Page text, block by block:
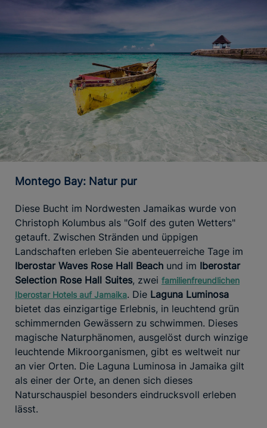
Montego Bay: Natur pur
Diese Bucht im Nordwesten Jamaikas wurde von
Christoph Kolumbus als "Golf des guten Wetters"
getauft. Zwischen Stränden und üppigen
Landschaften erleben Sie abenteuerreiche Tage im
Iberostar Waves Rose Hall Beach und im Iberostar
Selection Rose Hall Suites, zwei familienfreundlichen
Iberostar Hotels auf Jamaika. Die Laguna Luminosa
bietet das einzigartige Erlebnis, in leuchtend grün
schimmernden Gewässern zu schwimmen. Dieses
magische Naturphänomen, ausgelöst durch winzige
leuchtende Mikroorganismen, gibt es weltweit nur
an vier Orten. Die Laguna Luminosa in Jamaika gilt
als einer der Orte, an denen sich dieses
Naturschauspiel besonders eindrucksvoll erleben
lässt.